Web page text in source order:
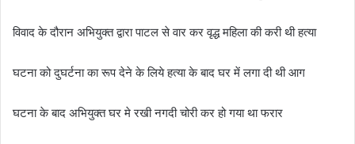
विवाद के दौरान अभियुक्त द्वारा पाटल से वार कर वृद्ध महिला की करी थी हत्या
घटना को दुघर्टना का रूप देने के लिये हत्या के बाद घर में लगा दी थी आग
घटना के बाद अभियुक्त घर मे रखी नगदी चोरी कर हो गया था फरार